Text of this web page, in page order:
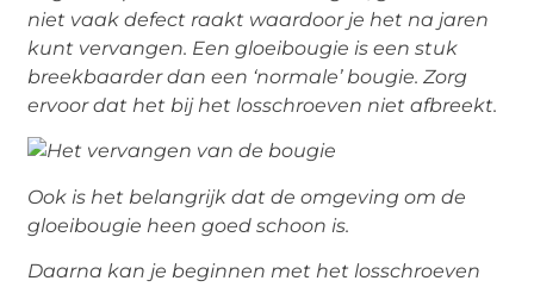
niet vaak defect raakt waardoor je het na jaren
kunt vervangen. Een gloeibougie is een stuk
breekbaarder dan een ‘normale’ bougie. Zorg
ervoor dat het bij het losschroeven niet afbreekt.
Ook is het belangrijk dat de omgeving om de
gloeibougie heen goed schoon is.
Daarna kan je beginnen met het losschroeven